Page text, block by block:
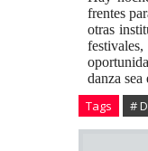
frentes
otras
danza sea
Tags #